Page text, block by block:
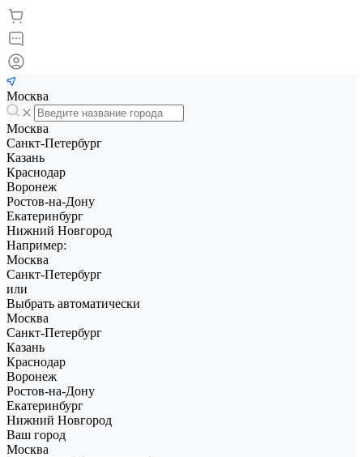
Москва
Москва
Санкт-Петербург
Казань
Краснодар
Воронеж
Ростов-на-Дону
Екатеринбург
Нижний Новгород
Например:
Москва
Санкт-Петербург
или
Выбрать автоматически
Москва
Санкт-Петербург
Казань
Краснодар
Воронеж
Ростов-на-Дону
Екатеринбург
Нижний Новгород
Ваш город
Москва